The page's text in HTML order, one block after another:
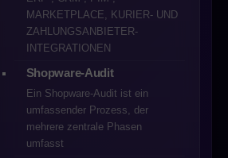
MARKETPLACE, KURIER- UND
ZAHLUNGSANBIETER-
INTEGRATIONEN
Shopware-Audit
Ein Shopware-Audit ist ein
umfassender Prozess, der
mehrere zentrale Phasen
umfasst
sehr leicht, sich auf das zu
auf den ersten Blick sieht. Funktionen,